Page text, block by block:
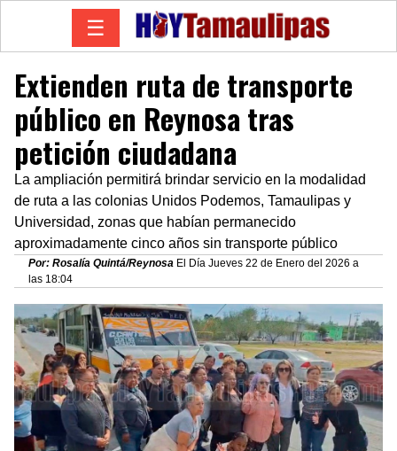
☰
Extienden ruta de transporte
público en Reynosa tras
petición ciudadana
La ampliación permitirá brindar servicio en la modalidad
de ruta a las colonias Unidos Podemos, Tamaulipas y
Universidad, zonas que habían permanecido
aproximadamente cinco años sin transporte público
Por: Rosalía Quintá/Reynosa El Día Jueves 22 de Enero del 2026 a
las 18:04